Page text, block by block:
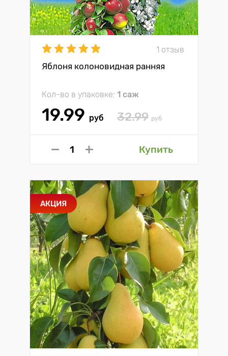
1 отзыв
Яблоня колоновидная ранняя
Кол-во в упаковке: 1 саж
19.99 руб 32.99 руб
Купить
АКЦИЯ